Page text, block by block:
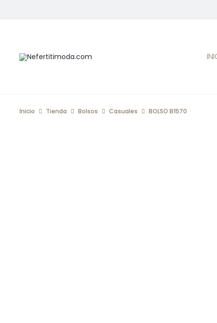
Inicio Tienda Bolsos Casuales BOLSO B1570